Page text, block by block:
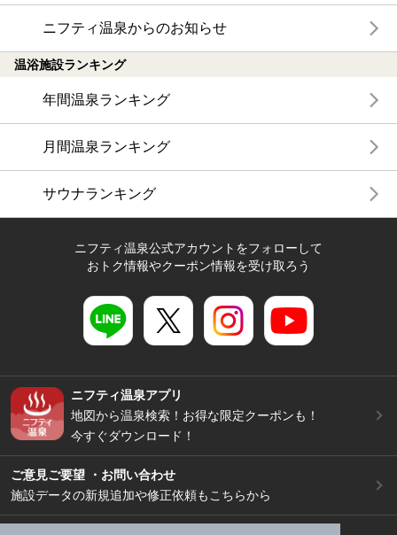
ニフティ温泉からのお知らせ
温浴施設ランキング
年間温泉ランキング
月間温泉ランキング
サウナランキング
ニフティ温泉公式アカウントをフォローして
おトク情報やクーポン情報を受け取ろう
ニフティ温泉アプリ
地図から温泉検索！お得な限定クーポンも！
今すぐダウンロード！
ご意見ご要望 ・お問い合わせ
施設データの新規追加や修正依頼もこちらから